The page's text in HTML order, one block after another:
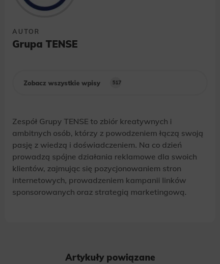
AUTOR
Grupa TENSE
Zobacz wszystkie wpisy 517
Zespół Grupy TENSE to zbiór kreatywnych i
ambitnych osób, którzy z powodzeniem łączą swoją
pasję z wiedzą i doświadczeniem. Na co dzień
prowadzą spójne działania reklamowe dla swoich
klientów, zajmując się pozycjonowaniem stron
internetowych, prowadzeniem kampanii linków
sponsorowanych oraz strategią marketingową.
Artykuły powiązane